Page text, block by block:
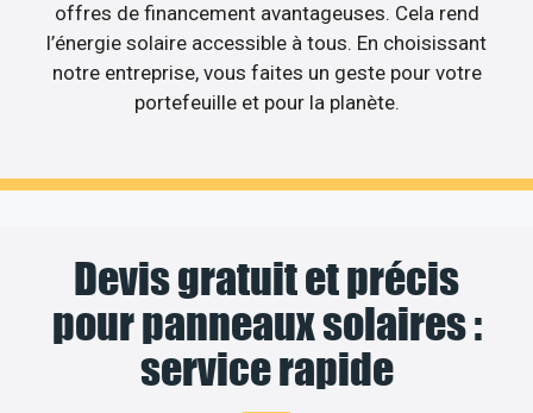
offres de financement avantageuses. Cela rend
l’énergie solaire accessible à tous. En choisissant
notre entreprise, vous faites un geste pour votre
portefeuille et pour la planète.
Devis gratuit et précis
pour panneaux solaires :
service rapide